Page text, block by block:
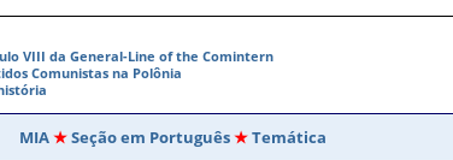
VIII da General-Line of the Comintern
Comunistas na Polônia
MIA Seção em Português Temática